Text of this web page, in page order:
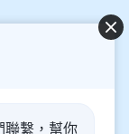
聯繫，幫你